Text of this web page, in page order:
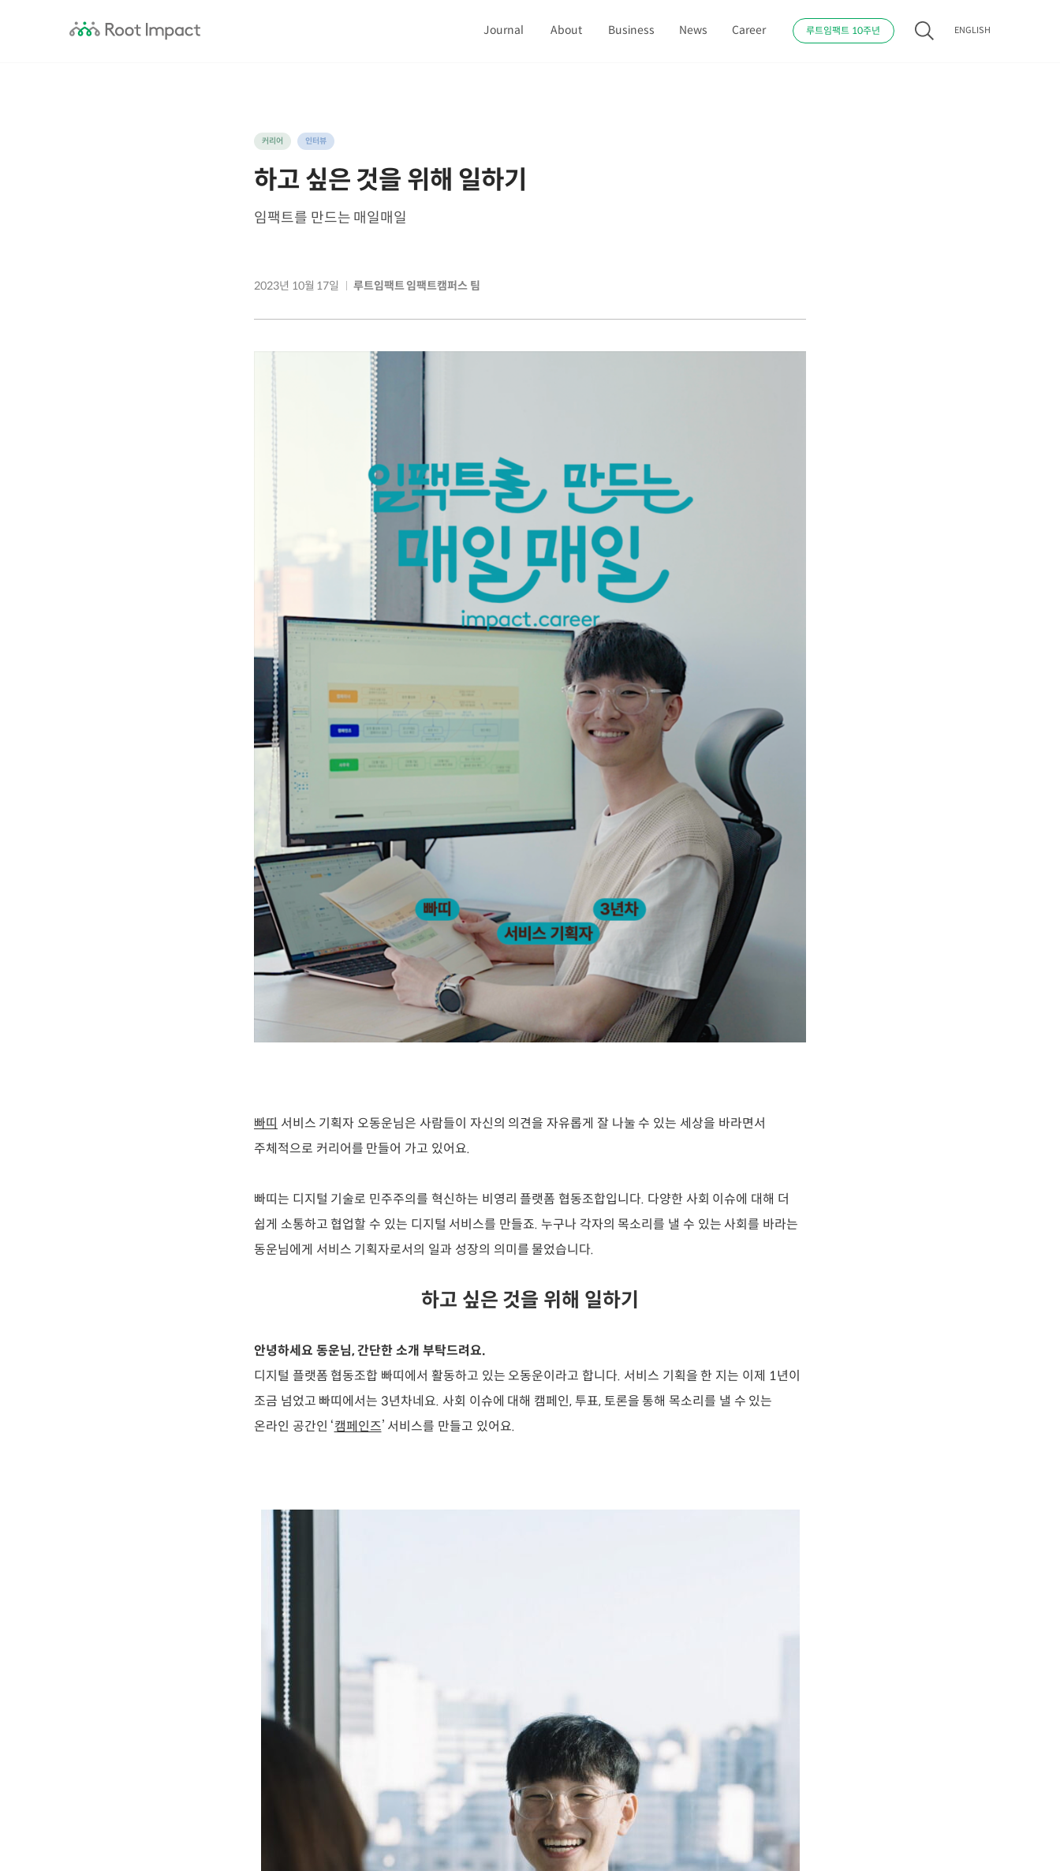
Journal About Business News Career 루트임팩트 10주년 ENGLISH
커리어 인터뷰
하고 싶은 것을 위해 일하기
임팩트를 만드는 매일매일
2023년 10월 17일 루트임팩트 임팩트캠퍼스 팀
빠띠 서비스 기획자 오동운님은 사람들이 자신의 의견을 자유롭게 잘 나눌 수 있는 세상을 바라면서
주체적으로 커리어를 만들어 가고 있어요.
빠띠는 디지털 기술로 민주주의를 혁신하는 비영리 플랫폼 협동조합입니다. 다양한 사회 이슈에 대해 더
쉽게 소통하고 협업할 수 있는 디지털 서비스를 만들죠. 누구나 각자의 목소리를 낼 수 있는 사회를 바라는
동운님에게 서비스 기획자로서의 일과 성장의 의미를 물었습니다.
하고 싶은 것을 위해 일하기
안녕하세요 동운님, 간단한 소개 부탁드려요.
디지털 플랫폼 협동조합 빠띠에서 활동하고 있는 오동운이라고 합니다. 서비스 기획을 한 지는 이제 1년이
조금 넘었고 빠띠에서는 3년차네요. 사회 이슈에 대해 캠페인, 투표, 토론을 통해 목소리를 낼 수 있는
온라인 공간인 ‘캠페인즈’ 서비스를 만들고 있어요.